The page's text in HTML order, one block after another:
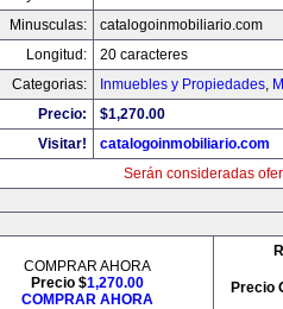
Minusculas:
catalogoinmobiliario.com
Longitud:
20 caracteres
Categorias:
Inmuebles y Propiedades,
Precio:
$1,270.00
Visitar!
catalogoinmobiliario.com
Serán consideradas
COMPRAR AHORA
Precio $1,270.00
COMPRAR AHORA
Precio